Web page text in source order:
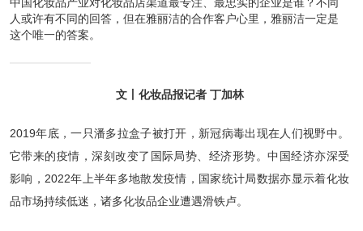
人或许有不同的回答，但在雅丽洁的合作客户心里，雅丽洁一定是
这个唯一的答案。
文丨化妆品报记者 丁加林
2019年底，一只潘多拉盒子被打开，新冠病毒出现在人们视野中。
它带来的疫情，深刻改变了国际局势、经济形势。中国经济亦深受
影响，2022年上半年多地散发疫情，国家统计局数据亦显示着化妆
品市场持续低迷，诸多化妆品企业遭遇滑铁卢。